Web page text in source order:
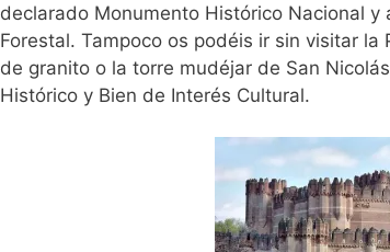
declarado Monumento Histórico Nacional
Forestal. Tampoco os podéis ir sin visitar
de granito o la torre mudéjar de San
Histórico y Bien de Interés Cultural.